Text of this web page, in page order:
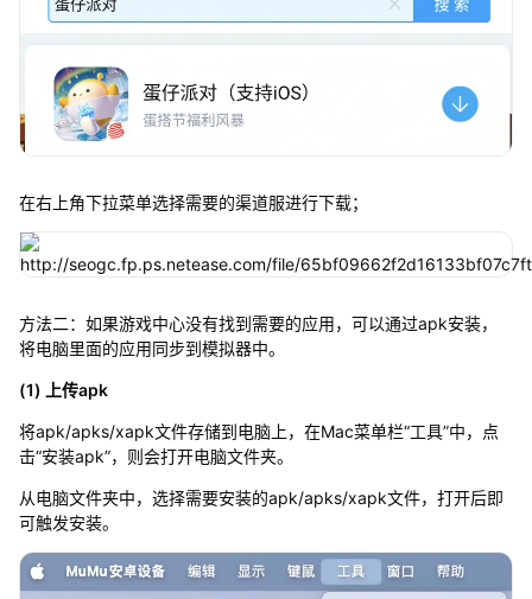
在右上角下拉菜单选择需要的渠道服进行下载；
方法二：如果游戏中心没有找到需要的应用，可以通过apk安装，
将电脑里面的应用同步到模拟器中。
(1) 上传apk
将apk/apks/xapk文件存储到电脑上，在Mac菜单栏“工具”中，点
击“安装apk”，则会打开电脑文件夹。
从电脑文件夹中，选择需要安装的apk/apks/xapk文件，打开后即
可触发安装。